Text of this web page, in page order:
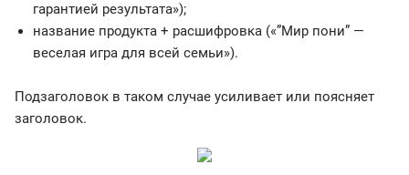
гарантией результата»);
название продукта + расшифровка («”Мир пони” —
веселая игра для всей семьи»).
Подзаголовок в таком случае усиливает или поясняет
заголовок.